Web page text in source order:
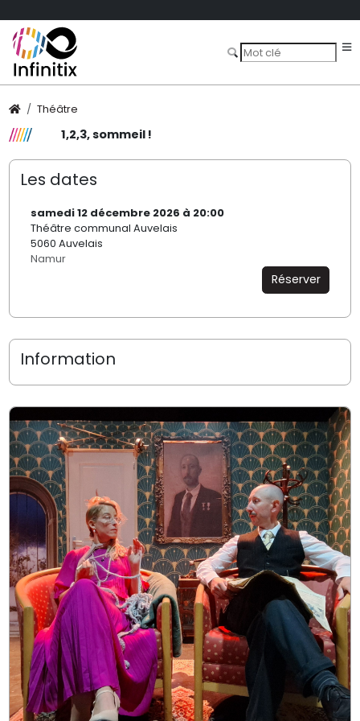
Théâtre
1,2,3, sommeil !
Les dates
samedi 12 décembre 2026 à 20:00
Théâtre communal Auvelais
5060 Auvelais
Namur
Réserver
Information